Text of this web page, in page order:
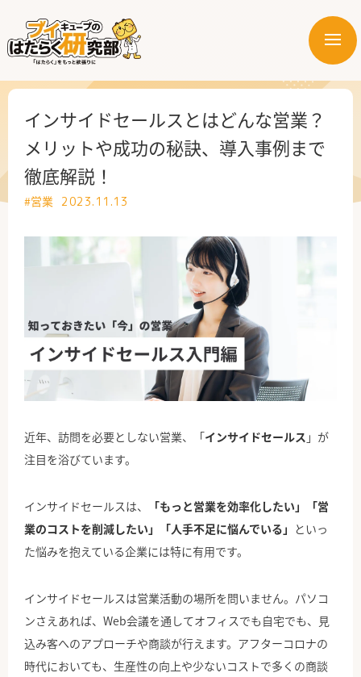
メ
ー
はたらく部署
はたらく課題
はたらく製品・サービス
公式X
公式Facebook
インサイドセールスとはどんな営業？
メリットや成功の秘訣、導入事例まで
徹底解説！
#営業 2023.11.13
近年、訪問を必要としない営業、「インサイドセールス 」が
注目を浴びています。
インサイドセールスは、
「もっと営業を効率化したい」「営
業のコストを削減したい」「人手不足に悩んでいる」 といっ
た悩みを抱えている企業には特に有用です。
インサイドセールスは営業活動の場所を問いません。パソコ
ンさえあれば、Web会議を通してオフィスでも自宅でも、見
込み客へのアプローチや商談が行えます。アフターコロナの
時代においても、生産性の向上や少ないコストで多くの商談